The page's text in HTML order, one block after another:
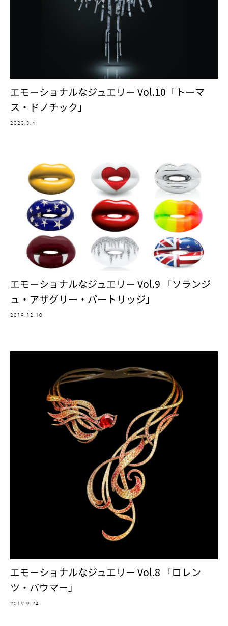
エモーショナルなジュエリー Vol.10「トーマ
ス・ドノチック」
2020.3.4
エモーショナルなジュエリー Vol.9 「ソランジ
ュ・アザグリー・パートリッジ」
2019.12.10
エモーショナルなジュエリー Vol.8 「ロレン
ツ・バウマー」
2019.9.24